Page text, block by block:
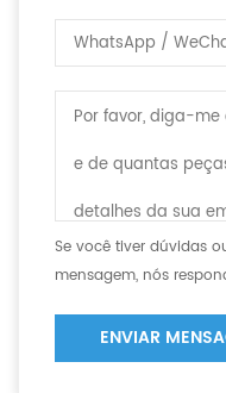
Se você tiver dúvidas
mensagem, nós
ENVIAR